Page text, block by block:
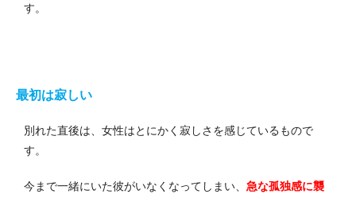
す。
最初は寂しい
別れた直後は、女性はとにかく寂しさを感じているもので
す。
今まで一緒にいた彼がいなくなってしまい、 急な孤独感に襲